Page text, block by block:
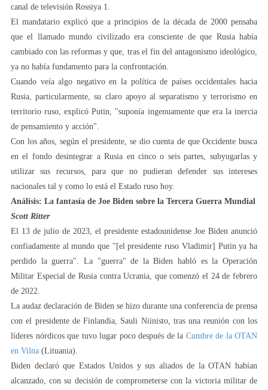
canal de televisión Rossiya 1.
El mandatario explicó que a principios de la década de 2000 pensaba
que el llamado mundo civilizado era consciente de que Rusia había
cambiado con las reformas y que, tras el fin del antagonismo ideológico,
ya no había fundamento para la confrontación.
Cuando veía algo negativo en la política de países occidentales hacia
Rusia, particularmente, su claro apoyo al separatismo y terrorismo en
territorio ruso, explicó Putin, "suponía ingenuamente que era la inercia
de pensamiento y acción".
Con los años, según el presidente, se dio cuenta de que Occidente busca
en el fondo desintegrar a Rusia en cinco o seis partes, subyugarlas y
utilizar sus recursos, para que no pudieran defender sus intereses
nacionales tal y como lo está el Estado ruso hoy.
Análisis: La fantasía de Joe Biden sobre la Tercera Guerra Mundial
Scott Ritter
El 13 de julio de 2023, el presidente estadounidense Joe Biden anunció
confiadamente al mundo que "[el presidente ruso Vladimir] Putin ya ha
perdido la guerra". La "guerra" de la Biden habló es la Operación
Militar Especial de Rusia contra Ucrania, que comenzó el 24 de febrero
de 2022.
La audaz declaración de Biden se hizo durante una conferencia de prensa
con el presidente de Finlandia, Sauli Niinisto, tras una reunión con los
líderes nórdicos que tuvo lugar poco después de la Cumbre de la OTAN
en Vilna (Lituania).
Biden declaró que Estados Unidos y sus aliados de la OTAN habían
alcanzado, con su decisión de comprometerse con la victoria militar de